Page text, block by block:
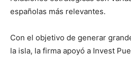
españolas más relevantes.
Con el objetivo de generar
la isla, la firma apoyó a Invest